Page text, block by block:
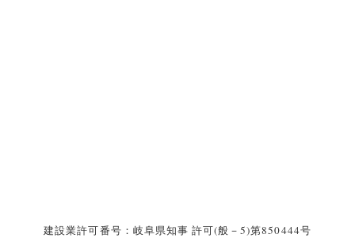
建設業許可番号：岐阜県知事 許可(般－5)第850444号